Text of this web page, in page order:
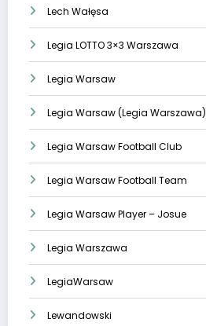
Lech Wałęsa
Legia LOTTO 3×3 Warszawa
Legia Warsaw
Legia Warsaw (Legia Warszawa)
Legia Warsaw Football Club
Legia Warsaw Football Team
Legia Warsaw Player – Josue
Legia Warszawa
LegiaWarsaw
Lewandowski